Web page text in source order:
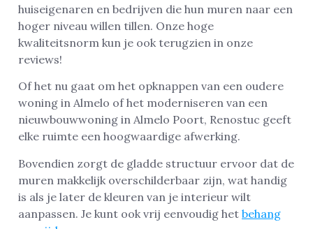
huiseigenaren en bedrijven die hun muren naar een
hoger niveau willen tillen. Onze hoge
kwaliteitsnorm kun je ook terugzien in onze
reviews!
Of het nu gaat om het opknappen van een oudere
woning in Almelo of het moderniseren van een
nieuwbouwwoning in Almelo Poort, Renostuc geeft
elke ruimte een hoogwaardige afwerking.
Bovendien zorgt de gladde structuur ervoor dat de
muren makkelijk overschilderbaar zijn, wat handig
is als je later de kleuren van je interieur wilt
aanpassen. Je kunt ook vrij eenvoudig het behang